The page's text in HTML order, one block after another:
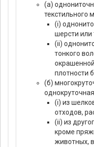
(а)
текстильного
(i)
шерсти или
(ii)
тонкого
плотности
(б)
(i) из
отходов,
(ii) из
кроме
животных,